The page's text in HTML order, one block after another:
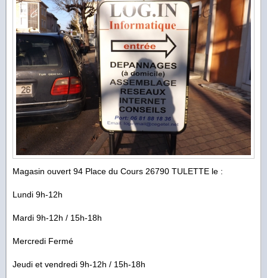
Magasin ouvert 94 Place du Cours 26790 TULETTE le :
Lundi 9h-12h
Mardi 9h-12h / 15h-18h
Mercredi Fermé
Jeudi et vendredi 9h-12h / 15h-18h